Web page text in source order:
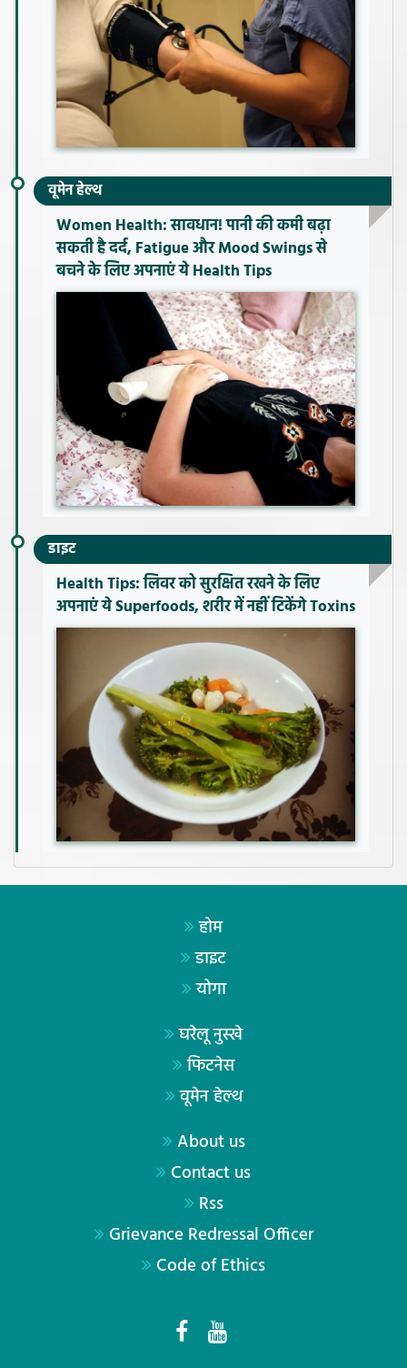
वूमेन हेल्थ
Women Health: सावधान! पानी की कमी बढ़ा
सकती है दर्द, Fatigue और Mood Swings से
बचने के लिए अपनाएं ये Health Tips
डाइट
Health Tips: लिवर को सुरक्षित रखने के लिए
अपनाएं ये Superfoods, शरीर में नहीं टिकेंगे Toxins
होम
डाइट
योगा
घरेलू नुस्खे
फिटनेस
वूमेन हेल्थ
About us
Contact us
Rss
Grievance Redressal Officer
Code of Ethics